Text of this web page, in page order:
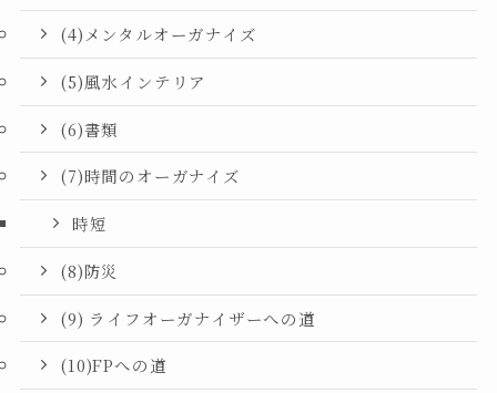
(4)メンタルオーガナイズ
(5)風水インテリア
(6)書類
(7)時間のオーガナイズ
時短
(8)防災
(9) ライフオーガナイザーへの道
(10)FPへの道